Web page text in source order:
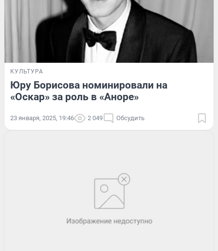
КУЛЬТУРА
Юру Борисова номинировали на
«Оскар» за роль в «Аноре»
23 января, 2025, 19:46 2 049 Обсудить